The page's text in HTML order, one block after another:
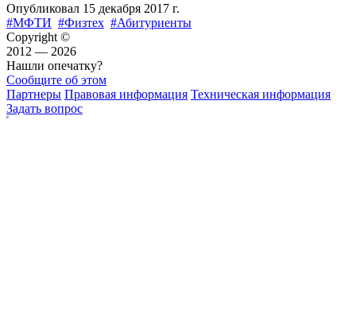
Опубликовал 15 декабря 2017 г.
#МФТИ #Физтех #Абитуриенты
Copyright ©
2012 — 2026
Нашли опечатку?
Сообщите об этом
Партнеры Правовая информация Техническая информация
Задать вопрос